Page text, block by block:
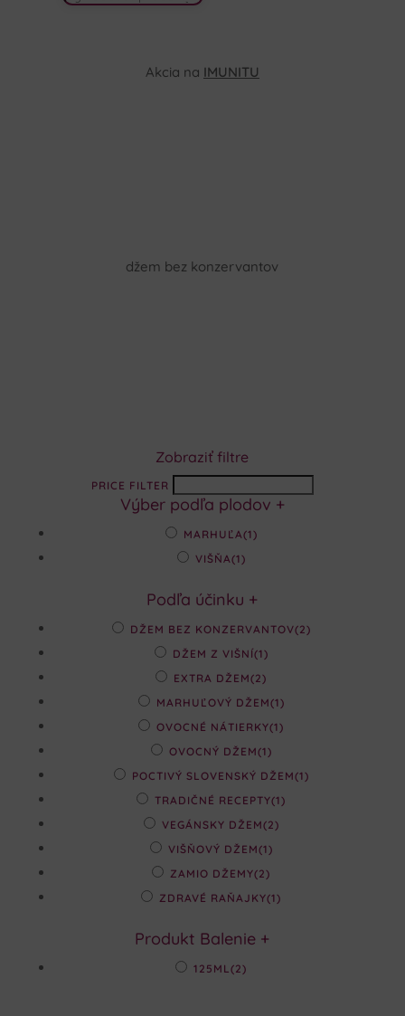
Akcia na IMUNITU
džem bez konzervantov
Zobraziť filtre
PRICE FILTER
Výber podľa plodov +
MARHUĽA(1)
VIŠŇA(1)
Podľa účinku +
DŽEM BEZ KONZERVANTOV(2)
DŽEM Z VIŠNÍ(1)
EXTRA DŽEM(2)
MARHUĽOVÝ DŽEM(1)
OVOCNÉ NÁTIERKY(1)
OVOCNÝ DŽEM(1)
POCTIVÝ SLOVENSKÝ DŽEM(1)
TRADIČNÉ RECEPTY(1)
VEGÁNSKY DŽEM(2)
VIŠŇOVÝ DŽEM(1)
ZAMIO DŽEMY(2)
ZDRAVÉ RAŇAJKY(1)
Produkt Balenie +
125ML(2)